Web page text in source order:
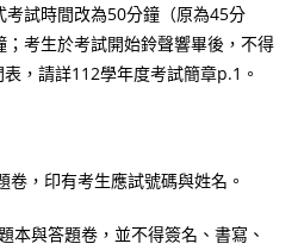
試時間改為50分鐘（原為45分
考生於考試開始鈴聲響畢後，不得
，請詳112學年度考試簡章p.1。
，印有考生應試號碼與姓名。
本與答題卷，並不得簽名、書寫、